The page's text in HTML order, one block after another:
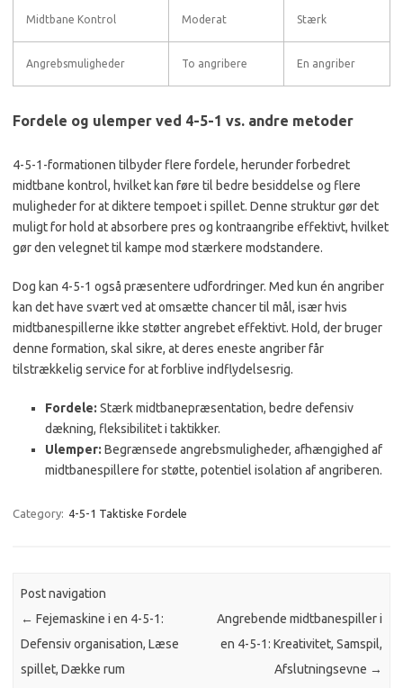
Midtbane Kontrol Moderat Stærk
Angrebsmuligheder To angribere En angriber
Fordele og ulemper ved 4-5-1 vs. andre metoder
4-5-1-formationen tilbyder flere fordele, herunder forbedret
midtbane kontrol, hvilket kan føre til bedre besiddelse og flere
muligheder for at diktere tempoet i spillet. Denne struktur gør det
muligt for hold at absorbere pres og kontraangribe effektivt, hvilket
gør den velegnet til kampe mod stærkere modstandere.
Dog kan 4-5-1 også præsentere udfordringer. Med kun én angriber
kan det have svært ved at omsætte chancer til mål, især hvis
midtbanespillerne ikke støtter angrebet effektivt. Hold, der bruger
denne formation, skal sikre, at deres eneste angriber får
tilstrækkelig service for at forblive indflydelsesrig.
Fordele: Stærk midtbanepræsentation, bedre defensiv
dækning, fleksibilitet i taktikker.
Ulemper: Begrænsede angrebsmuligheder, afhængighed af
midtbanespillere for støtte, potentiel isolation af angriberen.
Category: 4-5-1 Taktiske Fordele
Post navigation
← Fejemaskine i en 4-5-1:
Defensiv organisation, Læse
spillet, Dække rum
Angrebende midtbanespiller i
en 4-5-1: Kreativitet, Samspil,
Afslutningsevne →